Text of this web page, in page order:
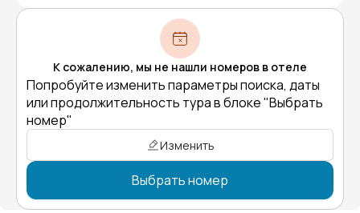
К сожалению, мы не нашли номеров в отеле
Попробуйте изменить параметры поиска, даты
или продолжительность тура в блоке "Выбрать
номер"
Изменить
Выбрать номер